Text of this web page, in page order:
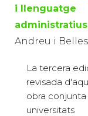
i llenguatge
Andreu i
La tercera
revisada
obra
universitats